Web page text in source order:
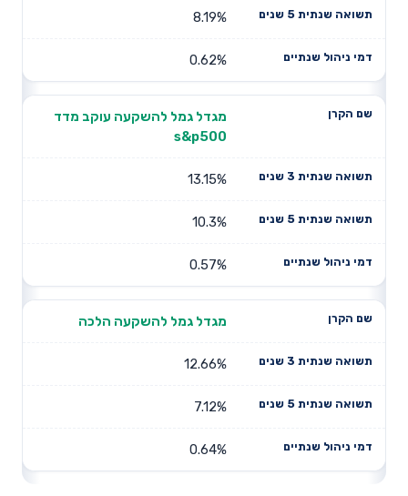
8.19%
0.62%
מגדל גמל להשקעה עוקב מדד
s&p500
13.15%
10.3%
0.57%
מגדל גמל להשקעה הלכה
12.66%
7.12%
0.64%